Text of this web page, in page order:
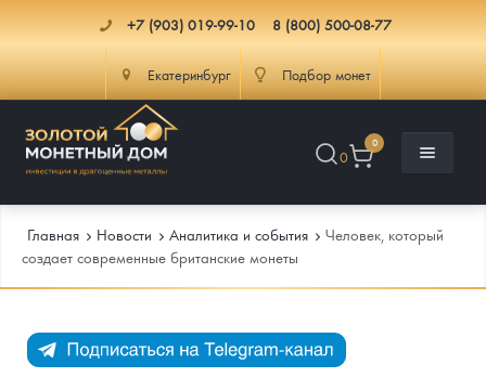
+7 (903) 019-99-10 8 (800) 500-08-77
Екатеринбург Подбор монет
0
0
Каталог Монет
Инфо
Главная Новости Аналитика и события
Человек, который
создает современные британские монеты